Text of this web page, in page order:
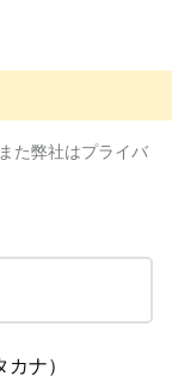
た弊社はプライバ
カナ）